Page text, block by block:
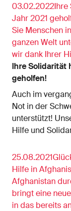
03.02.2022Ihre
Jahr 2021
Sie Menschen
ganzen Welt
wir dank Ihrer
Ihre Solidarität
geholfen!
Auch im
Not in der
unterstützt!
Hilfe und
Hilfe in
Afghanistan
bringt eine
in das bereits